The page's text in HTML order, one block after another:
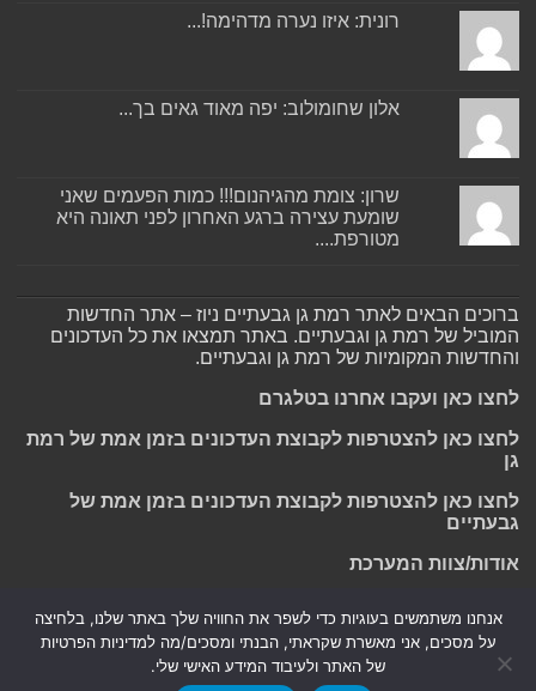
רונית: איזו נערה מדהימה!...
אלון שחומולוב: יפה מאוד גאים בך...
שרון: צומת מהגיהנום!!! כמות הפעמים שאני
שומעת עצירה ברגע האחרון לפני תאונה היא
מטורפת....
ברוכים הבאים לאתר רמת גן גבעתיים ניוז – אתר החדשות
המוביל של רמת גן וגבעתיים. באתר תמצאו את כל העדכונים
והחדשות המקומיות של רמת גן וגבעתיים.
לחצו כאן ועקבו אחרנו בטלגרם
לחצו כאן להצטרפות לקבוצת העדכונים בזמן אמת של רמת
גן
לחצו כאן להצטרפות לקבוצת העדכונים בזמן אמת של
גבעתיים
אודות/צוות המערכת
Powered byNintay
אנחנו משתמשים בעוגיות כדי לשפר את החוויה שלך באתר שלנו, בלחיצה
על מסכים, אני מאשרת שקראתי, הבנתי ומסכים/מה למדיניות הפרטיות
של האתר ולעיבוד המידע האישי שלי.